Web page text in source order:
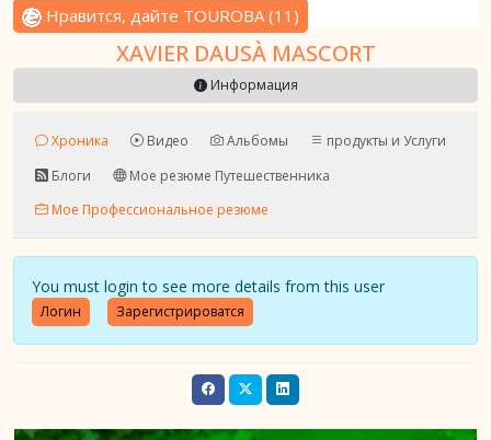
Нравится, дайте TOUROBA(11 )
XAVIER DAUSÀ MASCORT
Информация
Хроника Видео Альбомы
продукты и Услуги
Блоги
Мое резюме Путешественника
Мое Профессиональное резюме
You must login to see more details from this user
Логин Зарегистрироватся